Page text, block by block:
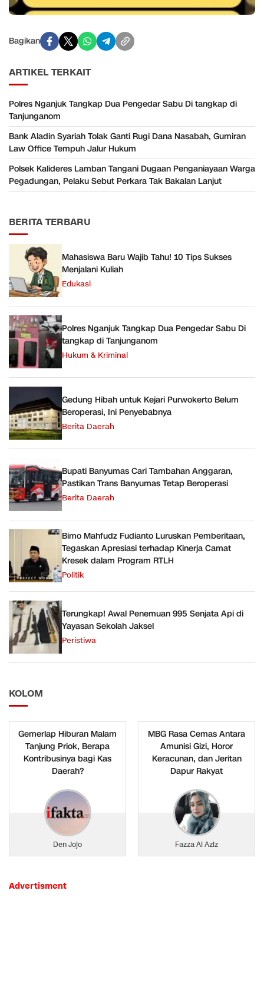
Bagikan
ARTIKEL TERKAIT
Polres Nganjuk Tangkap Dua Pengedar Sabu Di tangkap di
Tanjunganom
Bank Aladin Syariah Tolak Ganti Rugi Dana Nasabah, Gumiran
Law Office Tempuh Jalur Hukum
Polsek Kalideres Lamban Tangani Dugaan Penganiayaan Warga
Pegadungan, Pelaku Sebut Perkara Tak Bakalan Lanjut
BERITA TERBARU
Mahasiswa Baru Wajib Tahu! 10 Tips Sukses
Menjalani Kuliah
Edukasi
Polres Nganjuk Tangkap Dua Pengedar Sabu Di
tangkap di Tanjunganom
Hukum & Kriminal
Gedung Hibah untuk Kejari Purwokerto Belum
Beroperasi, Ini Penyebabnya
Berita Daerah
Bupati Banyumas Cari Tambahan Anggaran,
Pastikan Trans Banyumas Tetap Beroperasi
Berita Daerah
Bimo Mahfudz Fudianto Luruskan Pemberitaan,
Tegaskan Apresiasi terhadap Kinerja Camat
Kresek dalam Program RTLH
Politik
Terungkap! Awal Penemuan 995 Senjata Api di
Yayasan Sekolah Jaksel
Peristiwa
KOLOM
Gemerlap Hiburan Malam
Tanjung Priok, Berapa
Kontribusinya bagi Kas
Daerah?
Den Jojo
MBG Rasa Cemas Antara
Amunisi Gizi, Horor
Keracunan, dan Jeritan
Dapur Rakyat
Fazza Al Aziz
Advertisment